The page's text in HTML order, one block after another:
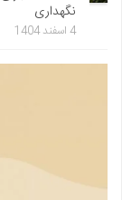
نگهداری
4 اسفند 1404